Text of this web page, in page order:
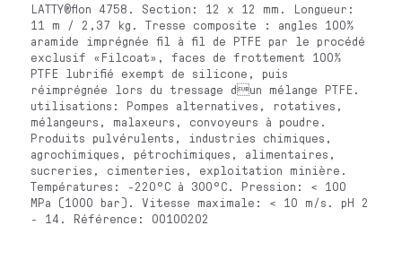
LATTY®flon 4758. Section: 12 x 12 mm. Longueur:
11 m / 2,37 kg. Tresse composite : angles 100%
aramide imprégnée fil à fil de PTFE par le procédé
exclusif «Filcoat», faces de frottement 100%
PTFE lubrifié exempt de silicone, puis
réimprégnée lors du tressage dun mélange PTFE.
utilisations: Pompes alternatives, rotatives,
mélangeurs, malaxeurs, convoyeurs à poudre.
Produits pulvérulents, industries chimiques,
agrochimiques, pétrochimiques, alimentaires,
sucreries, cimenteries, exploitation minière.
Températures: -220°C à 300°C. Pression: < 100
MPa (1000 bar). Vitesse maximale: < 10 m/s. pH 2
- 14. Référence: 00100202